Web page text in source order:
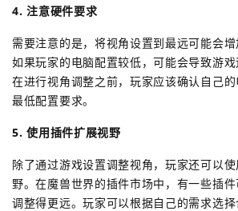
4. 注意硬件要求
需要注意的是，将视角设置到最远可能会增
如果玩家的电脑配置较低，可能会导致游戏
在进行视角调整之前，玩家应该确认自己
最低配置要求。
5. 使用插件扩展视野
除了通过游戏设置调整视角，玩家还可以
野。在魔兽世界的插件市场中，有一些插
调整得更远。玩家可以根据自己的需求选